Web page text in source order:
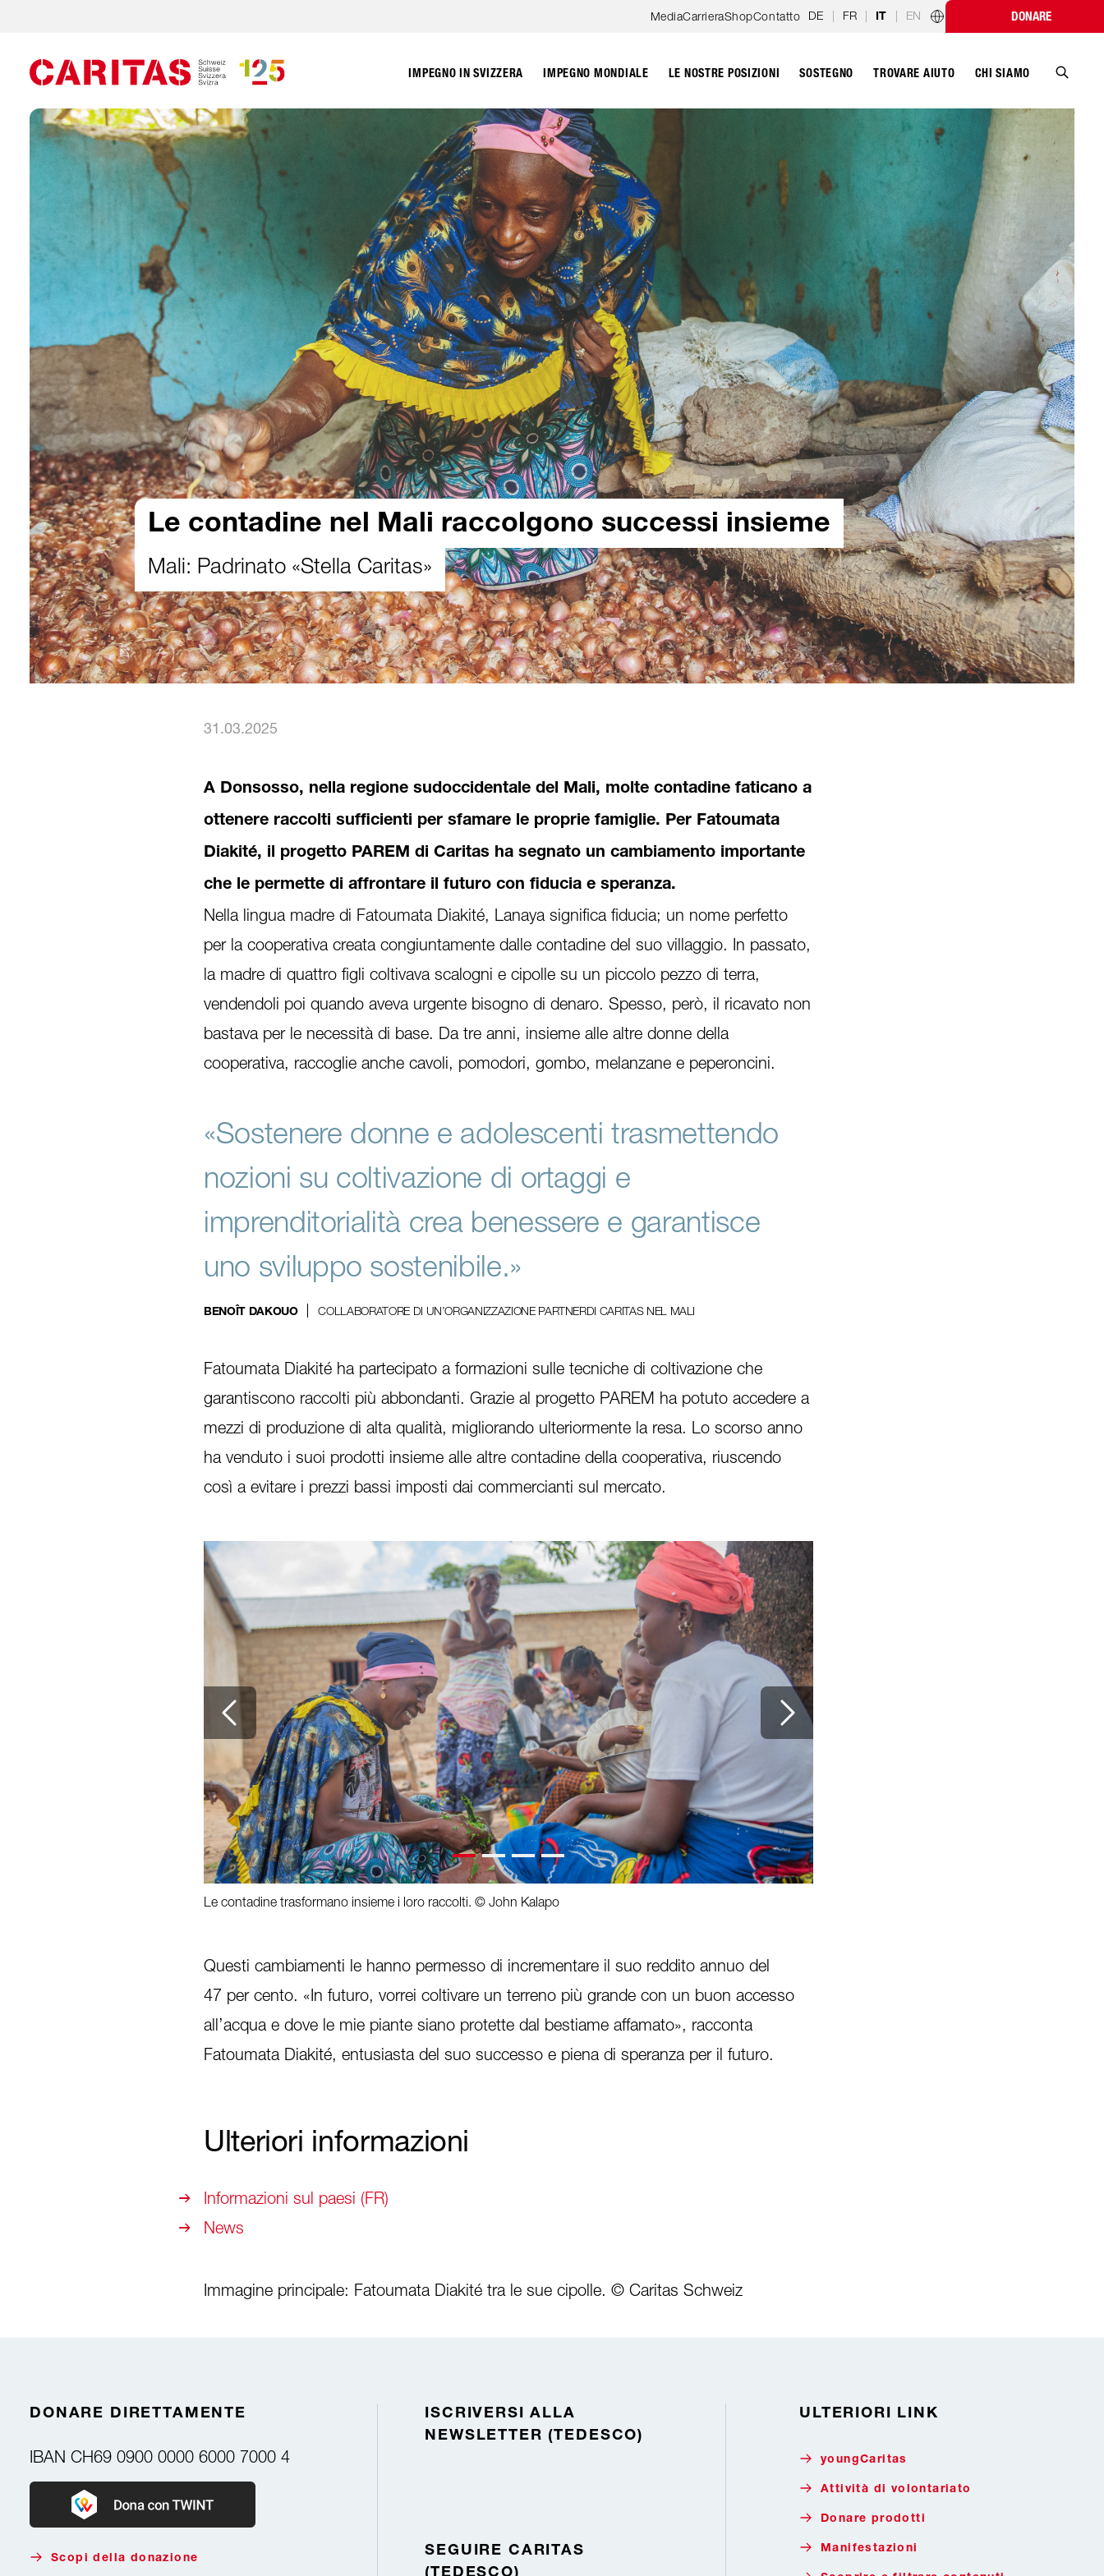
MediaCarrieraShopContatto DE | FR | IT | EN
Programmi nazionaliDONARE
IMPEGNO IN SVIZZERA IMPEGNO MONDIALE LE NOSTRE POSIZIONI SOSTEGNO TROVARE AIUTO CHI SIAMO
Le contadine nel Mali raccolgono successi insieme
Mali: Padrinato «Stella Caritas»
31.03.2025
A Donsosso, nella regione sudoccidentale del Mali, molte contadine faticano a
ottenere raccolti sufficienti per sfamare le proprie famiglie. Per Fatoumata
Diakité, il progetto PAREM di Caritas ha segnato un cambiamento importante
che le permette di affrontare il futuro con fiducia e speranza.
Nella lingua madre di Fatoumata Diakité, Lanaya significa fiducia; un nome perfetto
per la cooperativa creata congiuntamente dalle contadine del suo villaggio. In passato,
la madre di quattro figli coltivava scalogni e cipolle su un piccolo pezzo di terra,
vendendoli poi quando aveva urgente bisogno di denaro. Spesso, però, il ricavato non
bastava per le necessità di base. Da tre anni, insieme alle altre donne della
cooperativa, raccoglie anche cavoli, pomodori, gombo, melanzane e peperoncini.
«Sostenere donne e adolescenti trasmettendo
nozioni su coltivazione di ortaggi e
imprenditorialità crea benessere e garantisce
uno sviluppo sostenibile.»
BENOÎT DAKOUO COLLABORATORE DI UN’ORGANIZZAZIONE PARTNERDI CARITAS NEL MALI
Fatoumata Diakité ha partecipato a formazioni sulle tecniche di coltivazione che
garantiscono raccolti più abbondanti. Grazie al progetto PAREM ha potuto accedere a
mezzi di produzione di alta qualità, migliorando ulteriormente la resa. Lo scorso anno
ha venduto i suoi prodotti insieme alle altre contadine della cooperativa, riuscendo
così a evitare i prezzi bassi imposti dai commercianti sul mercato.
Le contadine trasformano insieme i loro raccolti. © John Kalapo
Questi cambiamenti le hanno permesso di incrementare il suo reddito annuo del
47 per cento. «In futuro, vorrei coltivare un terreno più grande con un buon accesso
all’acqua e dove le mie piante siano protette dal bestiame affamato», racconta
Fatoumata Diakité, entusiasta del suo successo e piena di speranza per il futuro.
Ulteriori informazioni
Informazioni sul paesi (FR)
News
Immagine principale: Fatoumata Diakité tra le sue cipolle. © Caritas Schweiz
DONARE DIRETTAMENTE
IBAN CH69 0900 0000 6000 7000 4
Donate with Twint
Scopi della donazione
ISCRIVERSI ALLA
NEWSLETTER (TEDESCO)
SEGUIRE CARITAS
ULTERIORI LINK
youngCaritas
Attività di volontariato
Donare prodotti
Manifestazioni